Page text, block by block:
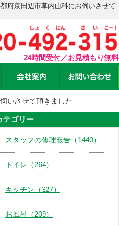
府京田辺市草内山科にお伺いさせて
24時間受付／お見積もり無料
いさせて頂きました
テゴリー
スタッフの修理報告（1440）
トイレ（264）
キッチン（327）
お風呂（209）